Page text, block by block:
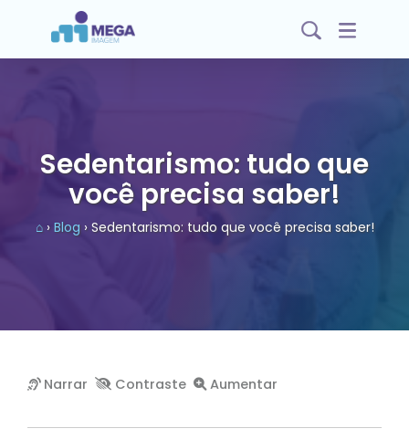
Sedentarismo: tudo que
você precisa saber!
⌂› Blog› Sedentarismo: tudo que você precisa saber!